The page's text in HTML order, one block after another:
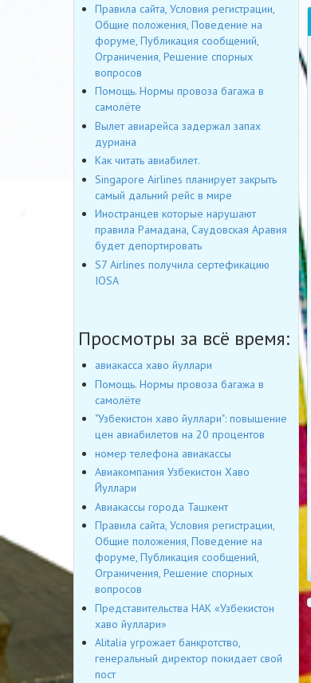
Правила сайта, Условия регистрации,
Общие положения, Поведение на
форуме, Публикация сообщений,
Ограничения, Решение спорных
вопросов
Помощь. Нормы провоза багажа в
самолёте
Вылет авиарейса задержал запах
дуриана
Как читать авиабилет.
Singapore Airlines планирует закрыть
самый дальний рейс в мире
Иностранцев которые нарушают
правила Рамадана, Саудовская Аравия
будет депортировать
S7 Airlines получила сертефикацию
IOSA
Просмотры за всё время:
авиакасса хаво йуллари
Помощь. Нормы провоза багажа в
самолёте
"Узбекистон хаво йуллари": повышение
цен авиабилетов на 20 процентов
номер телефона авиакассы
Авиакомпания Узбекистон Хаво
Йуллари
Авиакассы города Ташкент
Правила сайта, Условия регистрации,
Общие положения, Поведение на
форуме, Публикация сообщений,
Ограничения, Решение спорных
вопросов
Представительства НАК «Узбекистон
хаво йуллари»
Alitalia угрожает банкротство,
генеральный директор покидает свой
пост